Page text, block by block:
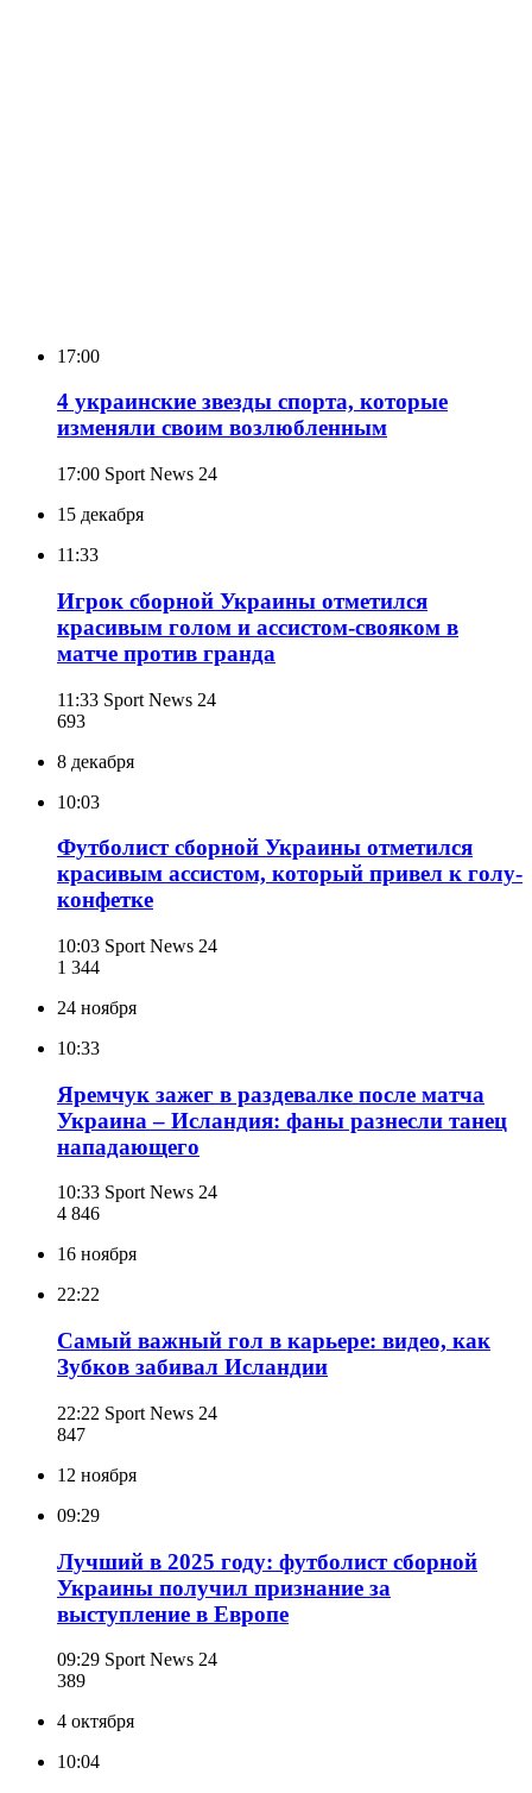
17:00
4 украинские звезды спорта, которые
изменяли своим возлюбленным
17:00 Sport News 24
15 декабря
11:33
Игрок сборной Украины отметился
красивым голом и ассистом-свояком в
матче против гранда
11:33 Sport News 24
693
8 декабря
10:03
Футболист сборной Украины отметился
красивым ассистом, который привел к голу-
конфетке
10:03 Sport News 24
1 344
24 ноября
10:33
Яремчук зажег в раздевалке после матча
Украина – Исландия: фаны разнесли танец
нападающего
10:33 Sport News 24
4 846
16 ноября
22:22
Самый важный гол в карьере: видео, как
Зубков забивал Исландии
22:22 Sport News 24
847
12 ноября
09:29
Лучший в 2025 году: футболист сборной
Украины получил признание за
выступление в Европе
09:29 Sport News 24
389
4 октября
10:04